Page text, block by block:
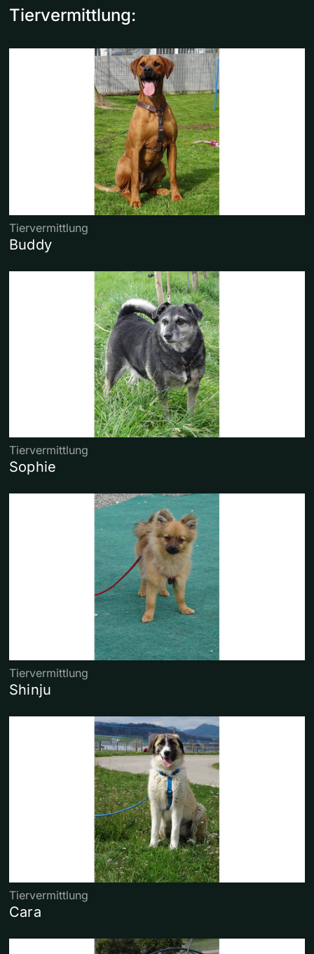
Tiervermittlung:
Tiervermittlung
Buddy
Tiervermittlung
Sophie
Tiervermittlung
Shinju
Tiervermittlung
Cara